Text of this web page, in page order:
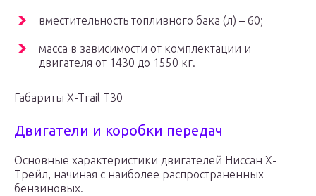
вместительность топливного бака (л) – 60;
масса в зависимости от комплектации и
двигателя от 1430 до 1550 кг.
Габариты X-Trail T30
Двигатели и коробки передач
Основные характеристики двигателей Ниссан Х-
Трейл, начиная с наиболее распространенных
бензиновых.